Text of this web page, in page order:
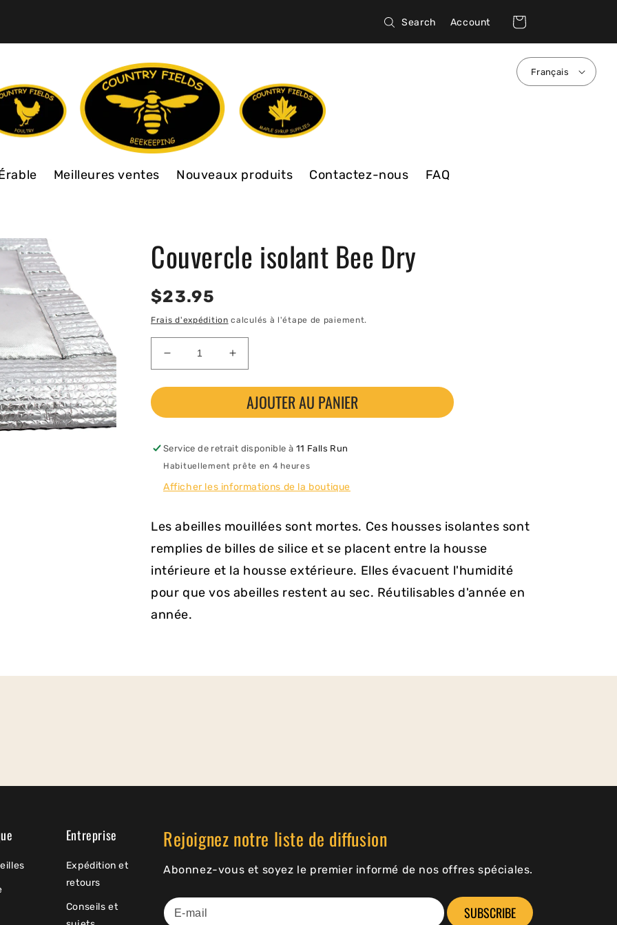
Search Account
Connexion Panier
Français
Meilleures ventes Nouveaux produits Contactez-nous FAQ
Couvercle isolant Bee Dry
Prix
habituel
$23.95
Frais d'expédition calculés à l'étape de paiement.
Réduire
la
quantité
Couvercle
Bee
Dry
Augmenter
la
quantité
Couvercle
Bee
Dry
AJOUTER AU PANIER
Service de retrait disponible à 11 Falls Run
Habituellement prête en 4 heures
Afficher les informations de la boutique
Les abeilles mouillées sont mortes. Ces housses isolantes sont
remplies de billes de silice et se placent entre la housse
intérieure et la housse extérieure. Elles évacuent l'humidité
pour que vos abeilles restent au sec. Réutilisables d'année en
année.
Entreprise
Expédition et
retours
Conseils et
Rejoignez notre liste de diffusion
Abonnez-vous et soyez le premier informé de nos offres spéciales.
SUBSCRIBE